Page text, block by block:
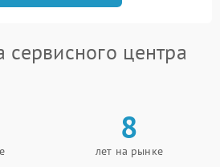
центра
8
лет на рынке